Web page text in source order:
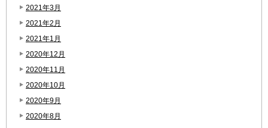
2021年3月
2021年2月
2021年1月
2020年12月
2020年11月
2020年10月
2020年9月
2020年8月